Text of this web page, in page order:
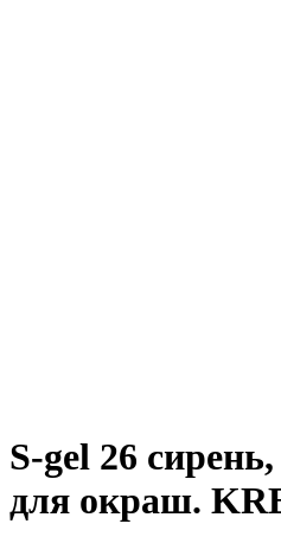
S-gel 26
для окраш.